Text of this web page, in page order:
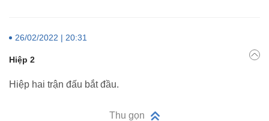
26/02/2022 | 20:31
Hiệp 2
Hiệp hai trận đấu bắt đầu.
Thu gọn